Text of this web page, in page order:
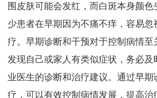
围皮肤可能会发红，而白斑本身颜色
少患者在早期因为不痛不痒，容易忽
疗。早期诊断和干预对于控制病情至
发现自己或家人有类似症状，务必及
业医生的诊断和治疗建议。通过早期
疗，可以有效控制病情发展，提高治